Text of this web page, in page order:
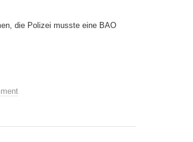
die Polizei musste eine BAO